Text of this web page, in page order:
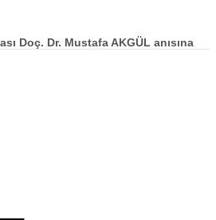
Doç. Dr. Mustafa AKGÜL anısına